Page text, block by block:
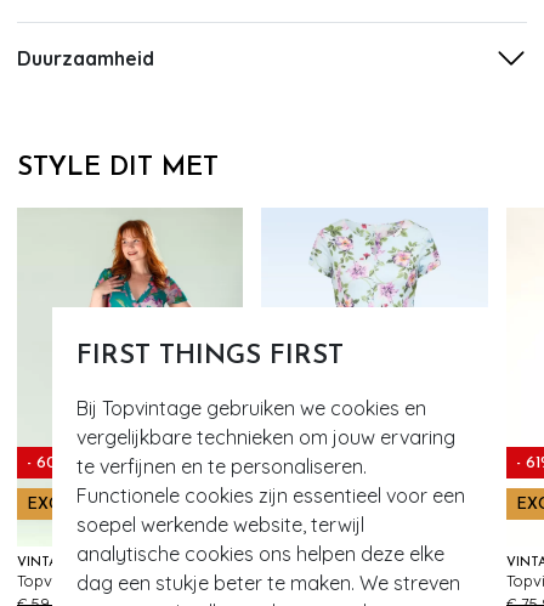
FIRST THINGS FIRST
Bij Topvintage gebruiken we cookies en
vergelijkbare technieken om jouw ervaring
te verfijnen en te personaliseren.
Functionele cookies zijn essentieel voor een
soepel werkende website, terwijl
analytische cookies ons helpen deze elke
dag een stukje beter te maken. We streven
Duurzaamheid
STYLE DIT MET
- 60%
EXCLUSIEF
VINTAGE CHIC FOR TOPVINTAGE
Topvintage exclusive ~ Rita Floral pencil jurk in teal en multi
93
- 60%
EXCLUSIEF
Topvintage Exclusive ~ Rosa floral swing jurk in lichtblauw
-